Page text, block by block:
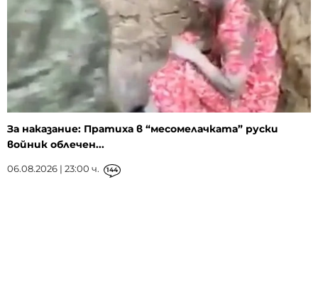
За наказание: Пратиха в “месомелачката” руски
войник облечен...
06.08.2026 | 23:00 ч. 144